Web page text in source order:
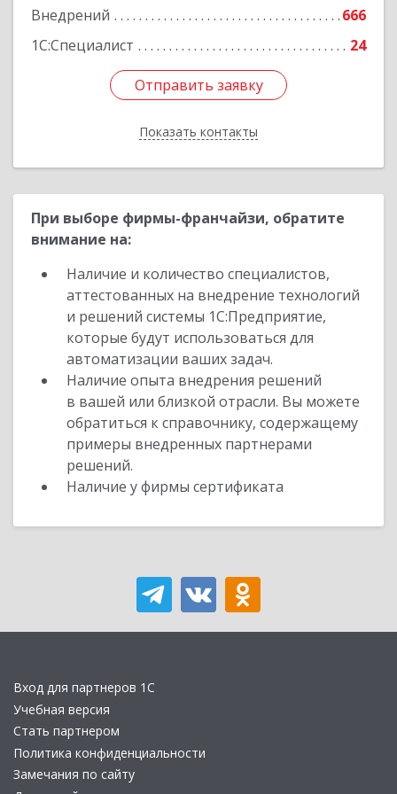
Внедрений
666
1С:Специалист
24
Отправить заявку
Показать контакты
Подробнее
Отправить заявку
Назад
При выборе фирмы-франчайзи, обратите
внимание на:
Наличие и количество специалистов,
аттестованных на внедрение технологий
и решений системы 1С:Предприятие,
которые будут использоваться для
автоматизации ваших задач.
Наличие опыта внедрения решений
в вашей или близкой отрасли. Вы можете
обратиться к справочнику, содержащему
примеры внедренных партнерами
решений.
Наличие у фирмы сертификата
Вход для партнеров 1С
Учебная версия
Стать партнером
Политика конфиденциальности
Замечания по сайту